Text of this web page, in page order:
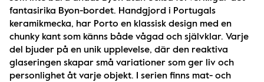
fantasirika Byon-bordet. Handgjord i Portugals
keramikmecka, har Porto en klassisk design med en
chunky kant som känns både vågad och självklar. Varje
del bjuder på en unik upplevelse, där den reaktiva
glaseringen skapar små variationer som ger liv och
personlighet åt varje objekt. I serien finns mat- och